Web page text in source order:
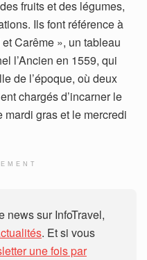
fruits et des légumes,
Ils font référence à
Carême », un tableau
l’Ancien en 1559, qui
de l’époque, où deux
chargés d’incarner le
mardi gras et le mercredi
news sur InfoTravel,
. Et si vous
une fois par